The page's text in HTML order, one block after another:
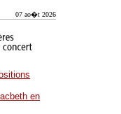
07 ao�t 2026
en